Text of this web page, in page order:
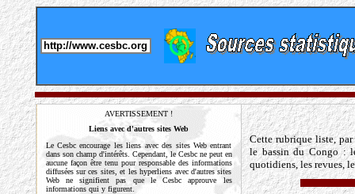
http://www.cesbc.org
AVERTISSEMENT !
Liens avec d'autres sites Web
Le Cesbc encourage les liens avec des sites Web entrant
dans son champ d'intérêts. Cependant, le Cesbc ne peut en
aucune façon être tenu pour responsable des informations
diffusées sur ces sites, et les hyperliens avec d'autres sites
Web ne signifient pas que le Cesbc approuve les
informations qui y figurent.
Cette rubrique liste,
le bassin du Congo :
quotidiens, les revues,